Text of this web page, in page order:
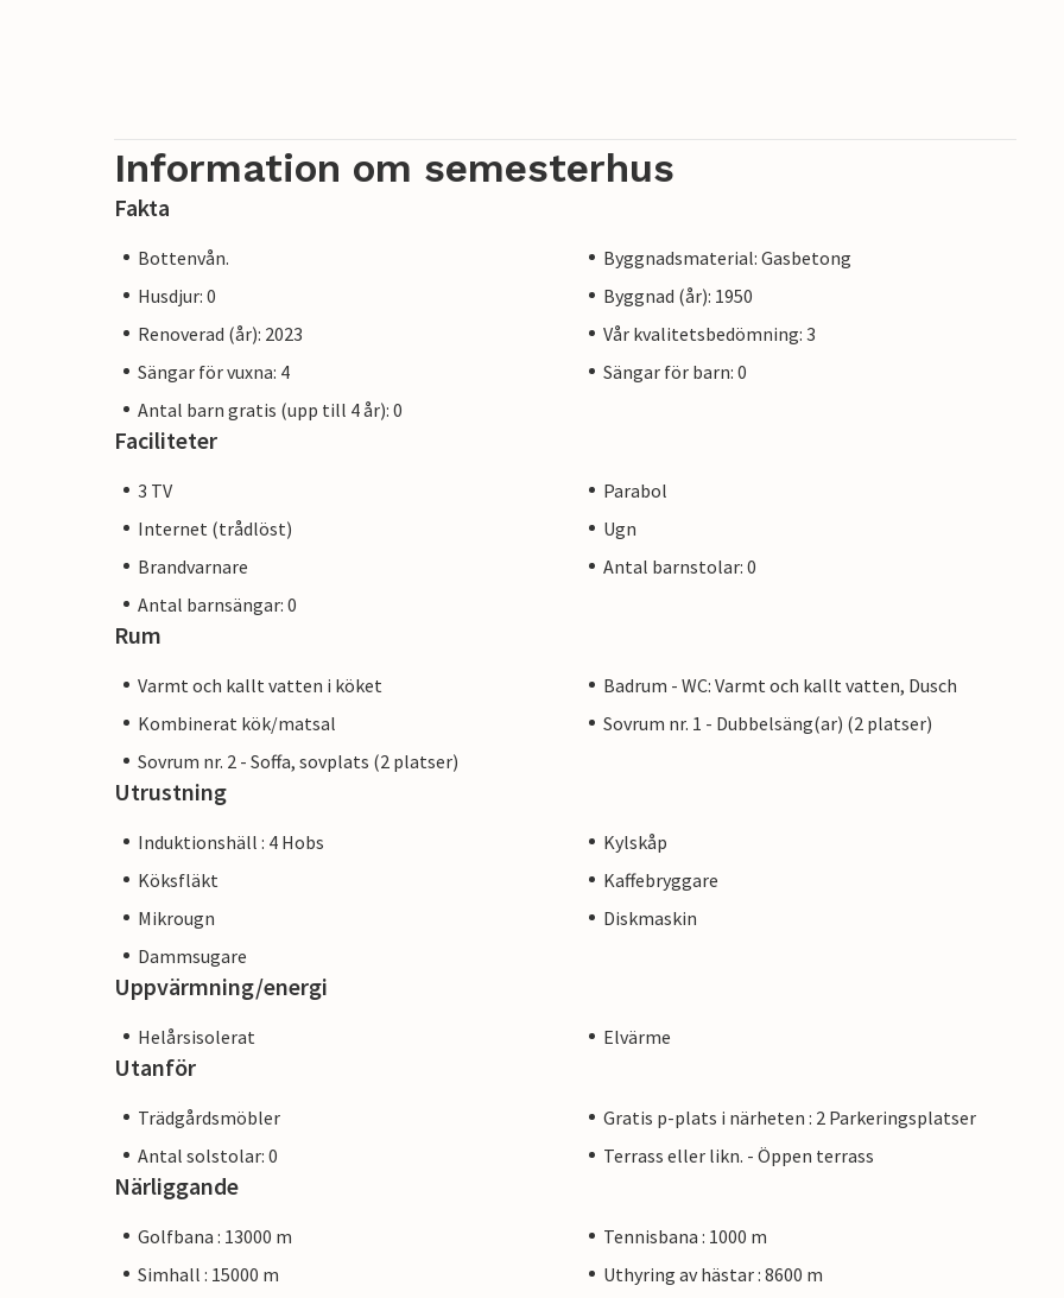
Information om semesterhus
Fakta
Bottenvån.
Byggnadsmaterial: Gasbetong
Husdjur: 0
Byggnad (år): 1950
Renoverad (år): 2023
Vår kvalitetsbedömning: 3
Sängar för vuxna: 4
Sängar för barn: 0
Antal barn gratis (upp till 4 år): 0
Faciliteter
3 TV
Parabol
Internet (trådlöst)
Ugn
Brandvarnare
Antal barnstolar: 0
Antal barnsängar: 0
Rum
Varmt och kallt vatten i köket
Badrum - WC: Varmt och kallt vatten, Dusch
Kombinerat kök/matsal
Sovrum nr. 1 - Dubbelsäng(ar) (2 platser)
Sovrum nr. 2 - Soffa, sovplats (2 platser)
Utrustning
Induktionshäll : 4 Hobs
Kylskåp
Köksfläkt
Kaffebryggare
Mikrougn
Diskmaskin
Dammsugare
Uppvärmning/energi
Helårsisolerat Elvärme
Utanför
Trädgårdsmöbler
Gratis p-plats i närheten : 2 Parkeringsplatser
Antal solstolar: 0
Terrass eller likn. - Öppen terrass
Närliggande
Golfbana : 13000 m
Tennisbana : 1000 m
Simhall : 15000 m
Uthyring av hästar : 8600 m